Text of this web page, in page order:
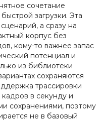
сочетание
загрузки. Эта
а сразу на
корпус без
кому-то важнее запас
потенциал и
из библиотеки
сохраняются
трассировки
кадров в секунду и
сохранениями, поэтому
не в базовый